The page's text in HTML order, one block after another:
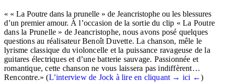
« « La Poutre dans la prunelle » de Jeancristophe ou les blessures
d’un premier amour. À l’occasion de la sortie du clip « La Poutre
dans la Prunelle » de Jeancristophe, nous avons posé quelques
questions au réalisateur Benoît Duvette. La chanson, mêle le
lyrisme classique du violoncelle et la puissance ravageuse de la
guitares électriques et d’une batterie sauvage. Passionnée et
romantique, cette chanson ne vous laissera pas indiffèrent…
Rencontre.» (L’interview de Jock à lire en cliquant → ici ←)